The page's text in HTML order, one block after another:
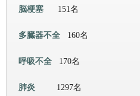
脳梗塞 151名
多臓器不全 160名
呼吸不全 170名
肺炎 1297名